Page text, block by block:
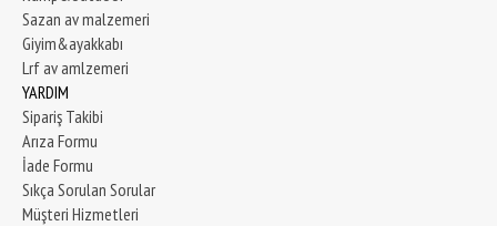
Sazan av malzemeri
Giyim&ayakkabı
Lrf av amlzemeri
YARDIM
Sipariş Takibi
Arıza Formu
İade Formu
Sıkça Sorulan Sorular
Müşteri Hizmetleri